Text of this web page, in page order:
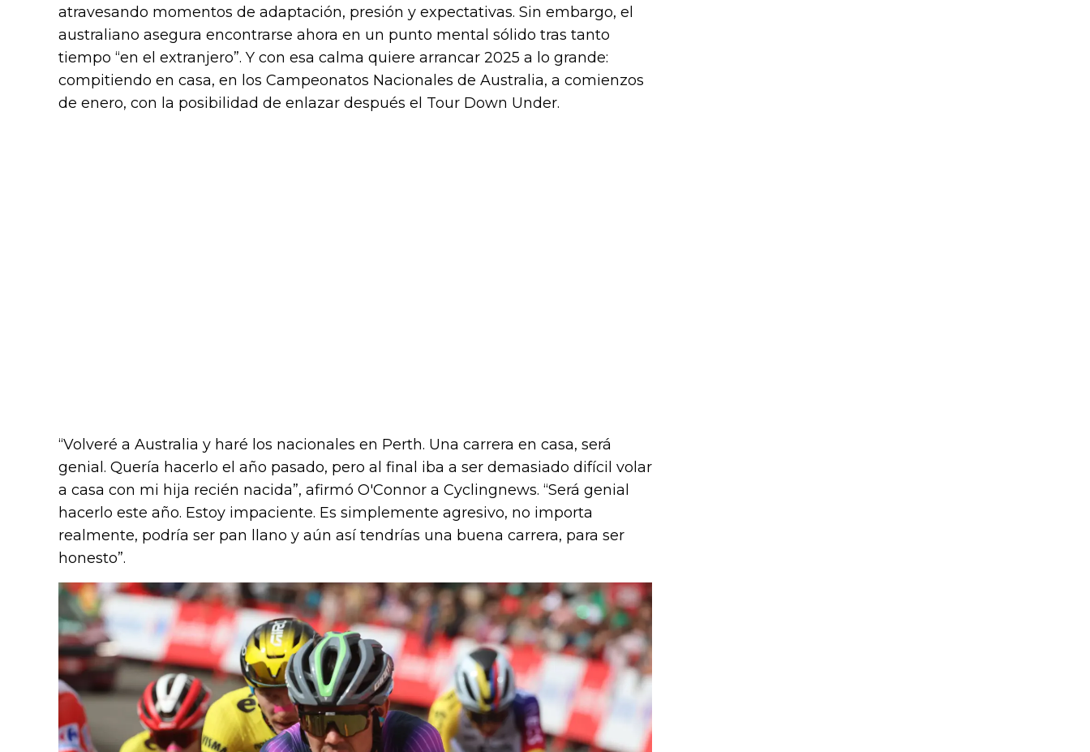
atravesando momentos de adaptación, presión y expectativas. Sin embargo, el
australiano asegura encontrarse ahora en un punto mental sólido tras tanto
tiempo “en el extranjero”. Y con esa calma quiere arrancar 2025 a lo grande:
compitiendo en casa, en los Campeonatos Nacionales de Australia, a comienzos
de enero, con la posibilidad de enlazar después el Tour Down Under.
“Volveré a Australia y haré los nacionales en Perth. Una carrera en casa, será
genial. Quería hacerlo el año pasado, pero al final iba a ser demasiado difícil volar
a casa con mi hija recién nacida”, afirmó O'Connor a Cyclingnews. “Será genial
hacerlo este año. Estoy impaciente. Es simplemente agresivo, no importa
realmente, podría ser pan llano y aún así tendrías una buena carrera, para ser
honesto”.